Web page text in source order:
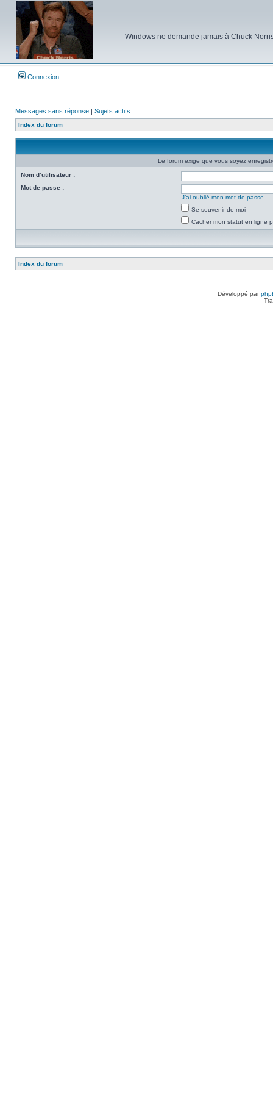
Windows ne demande jamais à Chuck
Connexion
Messages sans réponse | Sujets actifs
Index du forum
Le forum exige que vous soyez
Nom d’utilisateur :
Mot de passe :
J’ai oublié mon mot de passe
Se souvenir de moi
Cacher mon statut en ligne
Index du forum
Développé par